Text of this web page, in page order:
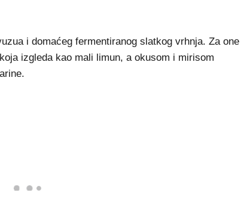
i domaćeg fermentiranog slatkog vrhnja. Za one
izgleda kao mali limun, a okusom i mirisom